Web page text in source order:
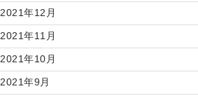
2021年12月
2021年11月
2021年10月
2021年9月